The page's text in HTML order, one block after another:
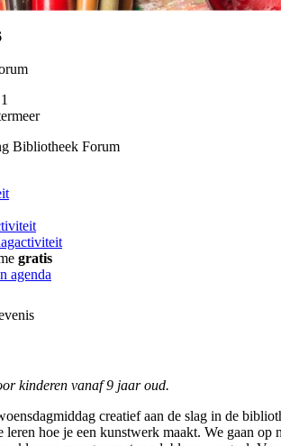
Bibliotheek Forum
gratis
agenda
kinderen vanaf 9 jaar oud.
creatief aan de slag in de
leren hoe je een kunstwerk maakt. We gaan op